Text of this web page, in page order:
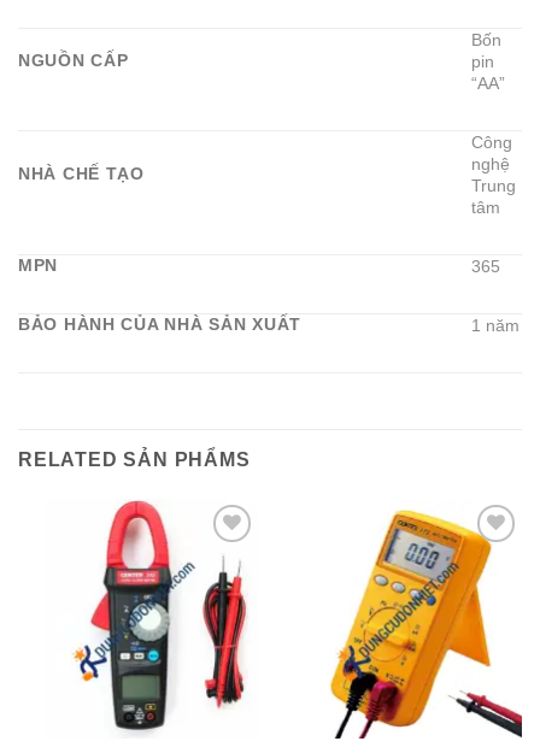
NGUỒN CẤP
Bốn
pin
“AA”
NHÀ CHẾ TẠO
Công
nghệ
Trung
tâm
MPN 365
BẢO HÀNH CỦA NHÀ SẢN XUẤT 1 năm
RELATED SẢN PHẨMS
Add to
Wishlist
Add to
Wishlist